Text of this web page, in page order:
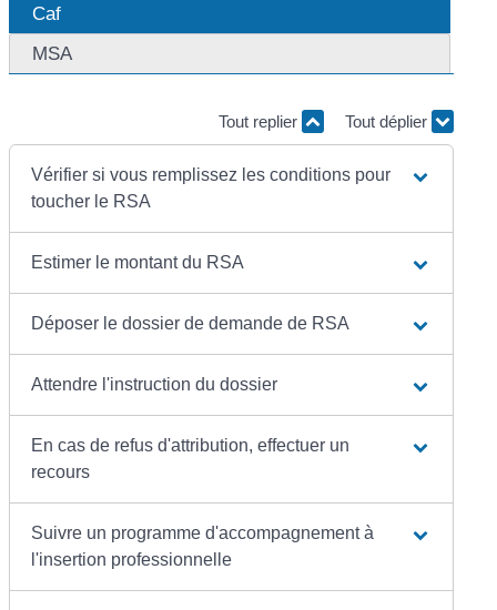
Caf
MSA
Tout replier Tout déplier
Vérifier si vous remplissez les conditions pour
toucher le RSA
Estimer le montant du RSA
Déposer le dossier de demande de RSA
Attendre l'instruction du dossier
En cas de refus d'attribution, effectuer un
recours
Suivre un programme d'accompagnement à
l'insertion professionnelle